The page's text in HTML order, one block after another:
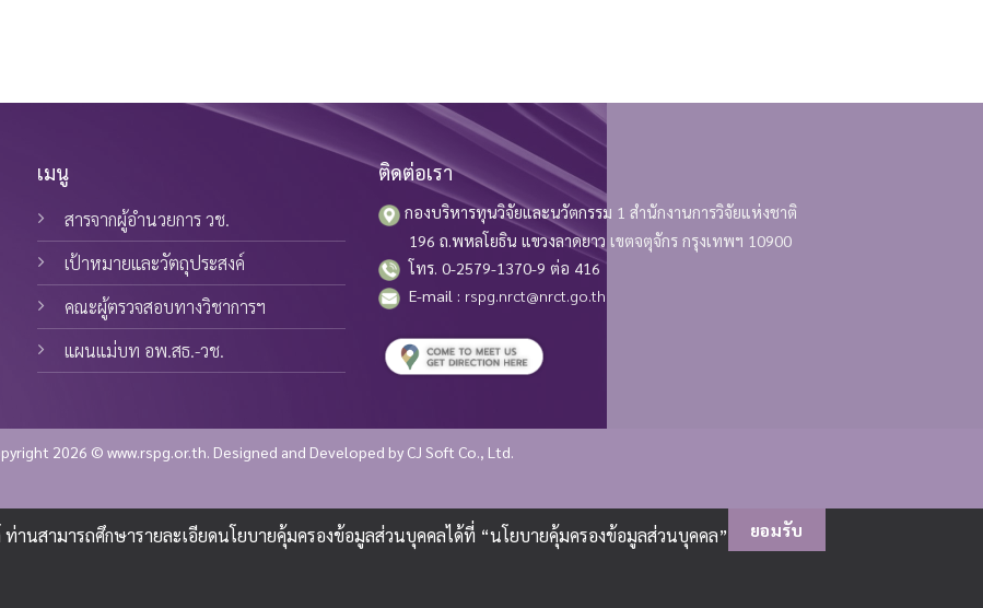
เมนู
สารจากผู้อำนวยการ วช.
เป้าหมายและวัตถุประสงค์
คณะผู้ตรวจสอบทางวิชาการฯ
แผนแม่บท อพ.สธ.-วช.
ติดต่อเรา
กองบริหารทุนวิจัยและนวัตกรรม 1 สำนักงานการวิจัยแห่งชาติ
196 ถ.พหลโยธิน แขวงลาดยาว เขตจตุจักร กรุงเทพฯ 10900
โทร. 0-2579-1370-9 ต่อ 416
E-mail : rspg.nrct@nrct.go.th
2026 © www.rspg.or.th. Designed and Developed by CJ Soft Co., Ltd.
านสามารถศึกษารายละเอียดนโยบายคุ้มครองข้อมูลส่วนบุคคลได้ที่ “นโยบายคุ้มครองข้อมูลส่วนบุคคล” ยอมรับ